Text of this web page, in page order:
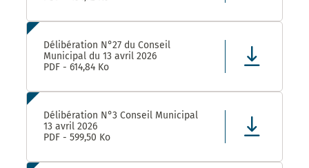
Délibération N°27 du Conseil
Municipal du 13 avril 2026
PDF - 614,84 Ko
Délibération N°3 Conseil Municipal
13 avril 2026
PDF - 599,50 Ko